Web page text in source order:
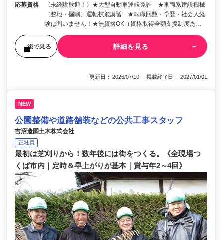
応募資格
〈未経験歓迎！〉★大型自動車運転免許 ★車両系建設機械
（整地・掘削）運転技能講習 ★転職回数・学歴・社会人経
験は問いません！★無資格OK（資格取得全額支援制度あ…
後で見る 詳細を見る
更新日： 2026/07/10 掲載終了日： 2027/01/01
NEW
公園整備や道路舗装などの公共工事スタッフ
吉沼造園土木株式会社
正社員
最初は芝刈りから！数年後には街をつくる。《全現場つ
くば市内｜定時＆早上がりが基本｜賞与年2～4回》